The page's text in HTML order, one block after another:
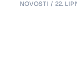
NOVOSTI 22.